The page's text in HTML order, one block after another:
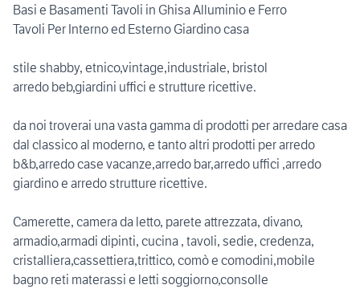
Basi e Basamenti Tavoli in Ghisa Alluminio e Ferro
Tavoli Per Interno ed Esterno Giardino casa
stile shabby, etnico,vintage,industriale, bristol
arredo beb,giardini uffici e strutture ricettive.
da noi troverai una vasta gamma di prodotti per arredare casa
dal classico al moderno, e tanto altri prodotti per arredo
b&b,arredo case vacanze,arredo bar,arredo uffici ,arredo
giardino e arredo strutture ricettive.
Camerette, camera da letto, parete attrezzata, divano,
armadio,armadi dipinti, cucina , tavoli, sedie, credenza,
cristalliera,cassettiera,trittico, comò e comodini,mobile
bagno reti materassi e letti soggiorno,consolle